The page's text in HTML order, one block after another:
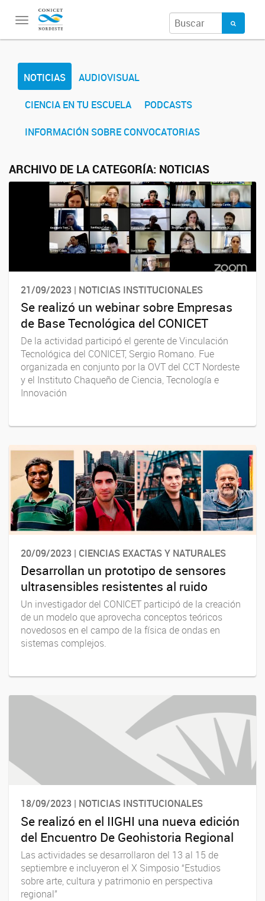
Toggle
navigation
NOTICIAS AUDIOVISUAL
CIENCIA EN TU ESCUELA PODCASTS
INFORMACIÓN SOBRE CONVOCATORIAS
ARCHIVO DE LA CATEGORÍA: NOTICIAS
21/09/2023 | NOTICIAS INSTITUCIONALES
Se realizó un webinar sobre Empresas
de Base Tecnológica del CONICET
De la actividad participó el gerente de Vinculación
Tecnológica del CONICET, Sergio Romano. Fue
organizada en conjunto por la OVT del CCT Nordeste
y el Instituto Chaqueño de Ciencia, Tecnología e
Innovación
20/09/2023 | CIENCIAS EXACTAS Y NATURALES
Desarrollan un prototipo de sensores
ultrasensibles resistentes al ruido
Un investigador del CONICET participó de la creación
de un modelo que aprovecha conceptos teóricos
novedosos en el campo de la física de ondas en
sistemas complejos.
18/09/2023 | NOTICIAS INSTITUCIONALES
Se realizó en el IIGHI una nueva edición
del Encuentro De Geohistoria Regional
Las actividades se desarrollaron del 13 al 15 de
septiembre e incluyeron el X Simposio “Estudios
sobre arte, cultura y patrimonio en perspectiva
regional”